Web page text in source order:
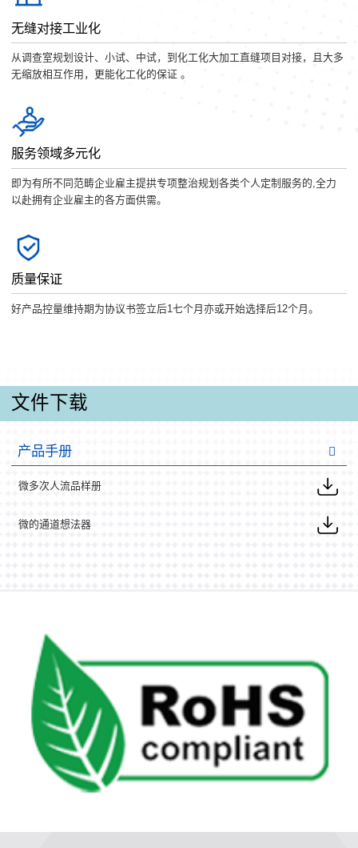
无缝对接工业化
从调查室规划设计、小试、中试，到化工化大加工直缝项目对接，且大多
无缩放相互作用，更能化工化的保证 。
服务领域多元化
即为有所不同范畴企业雇主提拱专项整治规划各类个人定制服务的,全力
以赴拥有企业雇主的各方面供需。
质量保证
好产品控量维持期为协议书签立后1七个月亦或开始选择后12个月。
文件下载
产品手册
微多次人流品样册
微的通道想法器